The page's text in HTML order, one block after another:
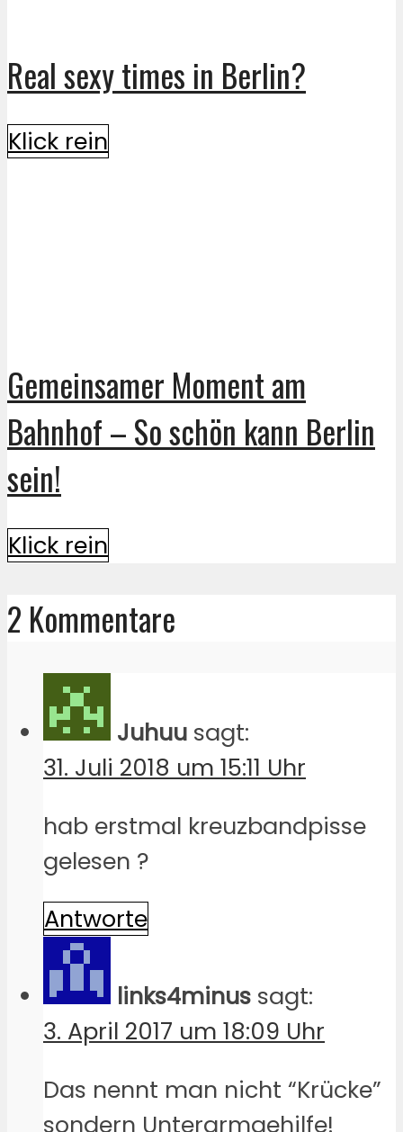
Real sexy times in Berlin?
Klick rein
Gemeinsamer Moment am
Bahnhof – So schön kann Berlin
sein!
Klick rein
2 Kommentare
Juhuu sagt:
31. Juli 2018 um 15:11 Uhr
hab erstmal kreuzbandpisse
gelesen ?
Antworte
links4minus sagt:
3. April 2017 um 18:09 Uhr
Das nennt man nicht “Krücke”
sondern Unterarmgehilfe!